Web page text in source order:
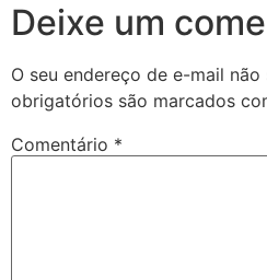
Deixe um
O seu endereço de e-mail
obrigatórios são marcados
Comentário *